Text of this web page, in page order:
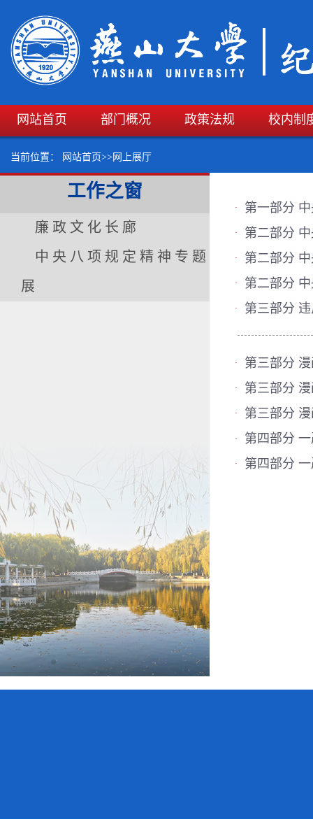
网站首页 部门概况 政策法规 校内制
当前位置： 网站首页>> 网上展厅
工作之窗
廉政文化长廊
中央八项规定精神专题
展
· 第一部分
· 第二部分
· 第二部分
· 第二部分
· 第三部分
· 第三部分
· 第三部分
· 第三部分
· 第四部分
· 第四部分